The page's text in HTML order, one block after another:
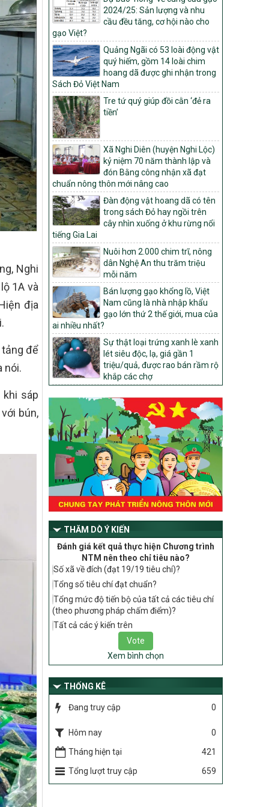
Nghi
1A và
địa
tảng để
nói.
khi sáp
bún,
Quyết định số: 26/2026/QĐ-TTg
Quyết định ban hành Bộ tiêu chí và quy
trình đánh giá, phân hạng sản phẩm Mỗi
xã một sản phẩm
số: 19/2026/QĐ-TTg
Quy định điều kiện, trình tự, thủ tục, hồ sơ
xét, công nhận, công bố và thu hồi quyết
định công nhận xã đạt chuẩn nông thôn
mới, xã đạt nông thôn mới hiện đại và
tỉnh, thành phố hoàn thành nhiệm vụ xây
dựng nông thôn mới giai đoạn 2026 –
2030
Quyết định số 16/2026/QĐ-TTg
Quy định nguyên tắc, tiêu chí, định mức
phân bổ ngân sách trung ương và tỉ lệ
vốn đối ứng ngân sách của địa phương
thực hiện Chương trình mục tiêu quốc gia
xây dựng nông thôn mới, giảm nghèo
bền vững và phát triển kinh tế – xã hội
vùng đồng bào dân tộc thiểu số và miền
núi giai đoạn 2026 – 2030
1451/QĐ-UBND
Phê duyệt danh sách các xã thuộc nhóm
1, nhóm 2, nhóm 3 trong xây dựng nông
thôn mới giai đoạn 2026-2030 trên địa
bàn tỉnh Nghệ An
103/PTNT-NTM
Về việc đăng ký thực hiện Dự án liên kết
theo chuỗi giá trị thuộc Dự án 2 –
Chương trình Mục tiêu quốc gia Giảm
nghèo bền vững giai đoạn 2021-2025
827/QĐ-BNNMT
Quyết định Ban hành Kế hoạch triển khai
thực hiện Chương trình mục tiêu quốc gia
xây dựng nông thôn mới, giảm nghèo
bền vững và phát triển kinh tế – xã hội
vùng đồng bào dân tộc thiểu số và miền
núi giai đoạn 2026-2035, giai đoạn I: Từ
năm 2026 đến năm 2030
14/2026/TT-BNNMT
Hướng dẫn thực hiện một số nội dung
tiêu chí, điều kiện thuộc Bộ tiêu chí quốc
gia về nông thôn mới giai đoạn 2026 –
2030 thuộc phạm vi quản lý nhà nước
của Bộ Nông nghiệp và Môi trường
417/QĐ-BNNMT
Phê duyệt Chương trình mục tiêu quốc
gia xây dựng nông thôn mới, giảm nghèo
bền vững và phát triển kinh tế – xã hội
vùng đồng bào dân tộc thiểu số và miền
núi giai đoạn 2026-2035, giai đoạn I: Từ
năm 2026 đến năm 2030
Nghị quyết số 08/2026/NQ-HĐND
Quy định nguyên tắc, tiêu chí, định mức
phân bổ ngân sách trung ương thực hiện
Chương trình mục tiêu quốc gia xây dựng
phát triển kinh tế – xã hội vùng đồng bào
dân tộc thiểu số và miền núi giai đoạn
2026 – 2030 trên địa bàn tỉnh Nghệ An
Chỉ Thị số 22-CT/TU
2024/25: Sản lượng và nhu
cầu đều tăng, cơ hội nào cho
gạo Việt?
Quảng Ngãi có 53 loài động vật
quý hiếm, gồm 14 loài chim
hoang dã được ghi nhận trong
Sách Đỏ Việt Nam
Tre tứ quý giúp đồi cằn ‘đẻ ra
tiền’
Xã Nghi Diên (huyện Nghi Lộc)
kỷ niệm 70 năm thành lập và
đón Bằng công nhận xã đạt
chuẩn nông thôn mới nâng cao
Đàn động vật hoang dã có tên
trong sách Đỏ hay ngồi trên
cây nhìn xuống ở khu rừng nổi
tiếng Gia Lai
Nuôi hơn 2.000 chim trĩ, nông
dân Nghệ An thu trăm triệu
mỗi năm
Bán lượng gạo khổng lồ, Việt
Nam cũng là nhà nhập khẩu
gạo lớn thứ 2 thế giới, mua của
ai nhiều nhất?
Sự thật loại trứng xanh lè xanh
lét siêu độc, lạ, giá gần 1
triệu/quả, được rao bán rầm rộ
khắp các chợ
THĂM DÒ Ý KIẾN
Đánh giá kết quả thực hiện Chương trình
NTM nên theo chỉ tiêu nào?
Số xã về đích (đạt 19/19 tiêu chí)?
Tổng số tiêu chí đạt chuẩn?
Tổng mức độ tiến bộ của tất cả các tiêu chí
(theo phương pháp chấm điểm)?
Tất cả các ý kiến trên
Xem bình chọn
THỐNG KÊ
Đang truy cập 0
Hôm nay
0
Tháng hiện tại
421
Tổng lượt truy cập
659